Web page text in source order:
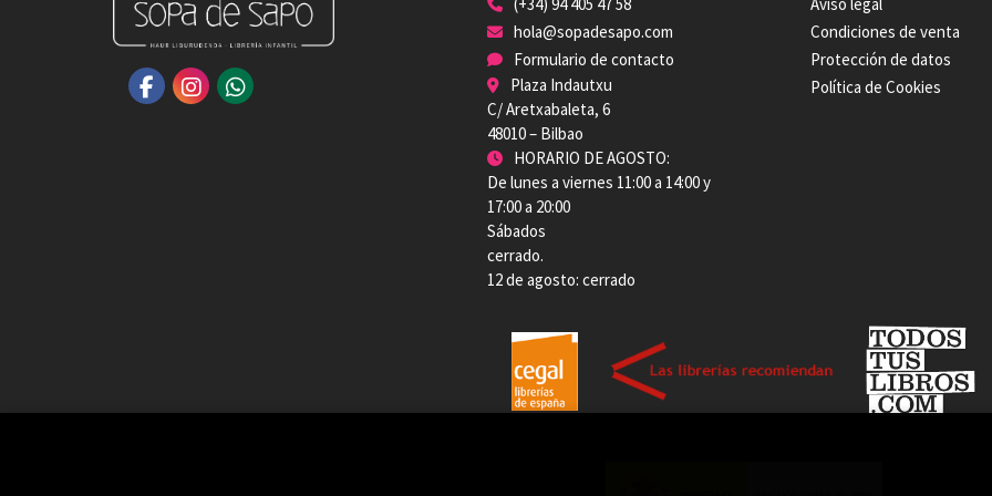
hola@sopadesapo.com
Formulario de contacto
Plaza Indautxu
C/ Aretxabaleta, 6
48010 – Bilbao
HORARIO DE AGOSTO:
De lunes a viernes 11:00 a 14:00 y
17:00 a 20:00
Sábados
cerrado.
12 de agosto: cerrado
Condiciones de venta
Protección de datos
Política de Cookies